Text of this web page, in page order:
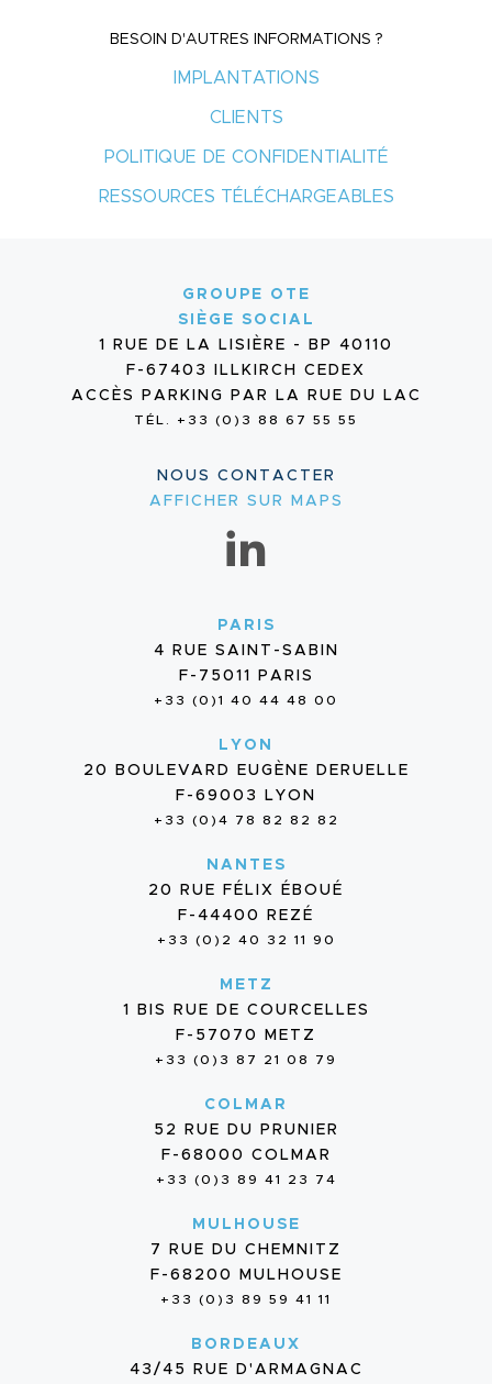
BESOIN D'AUTRES INFORMATIONS ?
IMPLANTATIONS
CLIENTS
POLITIQUE DE CONFIDENTIALITÉ
RESSOURCES TÉLÉCHARGEABLES
GROUPE OTE
SIÈGE SOCIAL
1 RUE DE LA LISIÈRE - BP 40110
F-67403 ILLKIRCH CEDEX
ACCÈS PARKING PAR LA RUE DU LAC
TÉL. +33 (0)3 88 67 55 55
NOUS CONTACTER
AFFICHER SUR MAPS
PARIS
4 RUE SAINT-SABIN
F-75011 PARIS
+33 (0)1 40 44 48 00
LYON
20 BOULEVARD EUGÈNE DERUELLE
F-69003 LYON
+33 (0)4 78 82 82 82
NANTES
20 RUE FÉLIX ÉBOUÉ
F-44400 REZÉ
+33 (0)2 40 32 11 90
METZ
1 BIS RUE DE COURCELLES
F-57070 METZ
+33 (0)3 87 21 08 79
COLMAR
52 RUE DU PRUNIER
F-68000 COLMAR
+33 (0)3 89 41 23 74
MULHOUSE
7 RUE DU CHEMNITZ
F-68200 MULHOUSE
+33 (0)3 89 59 41 11
BORDEAUX
43/45 RUE D'ARMAGNAC